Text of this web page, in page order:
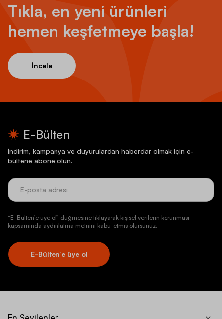
Tıkla, en yeni ürünleri
hemen keşfetmeye başla!
İncele
E-Bülten
İndirim, kampanya ve duyurulardan haberdar olmak için e-
bültene abone olun.
“E-Bülten’e üye ol” düğmesine tıklayarak kişisel verilerin korunması
kapsamında aydınlatma metnini kabul etmiş olursunuz.
E-Bülten’e üye ol